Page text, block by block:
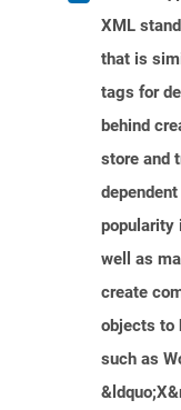
XML
that is
tags for
behind
store and
popularity
well as
create
objects to
such as